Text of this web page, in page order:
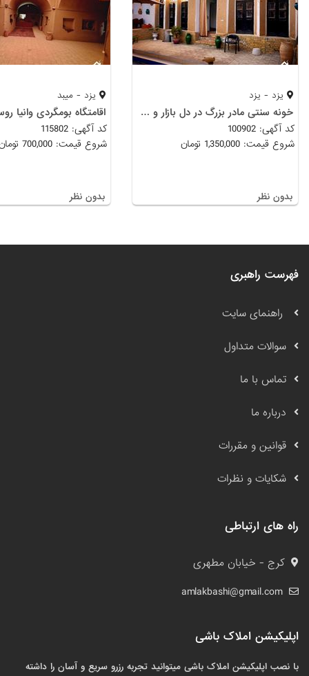
یزد - یزد
خونه سنتی مادر بزرگ در دل بازار و جاهای دیدنی یزد
کد آگهی: 100902
شروع قیمت: 1,350,000 تومان
بدون نظر
یزد - میبد
کد آگهی: 115802
شروع قیمت: 700,000 تومان
بدون نظر
فهرست راهبری
راهنمای سایت
سوالات متداول
تماس با ما
درباره ما
قوانین و مقررات
شکایات و نظرات
راه های ارتباطی
کرج - خیابان مطهری
amlakbashi@gmail.com
اپلیکیشن املاک باشی
با نصب اپلیکیشن املاک باشی میتوانید تجربه رزرو سریع و آسان را داشته